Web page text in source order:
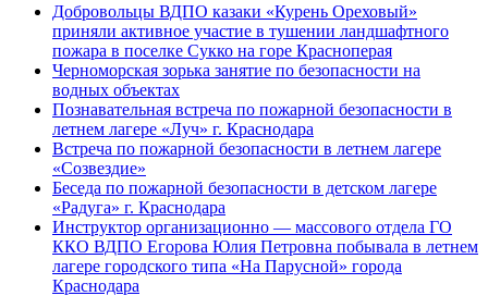
Добровольцы ВДПО казаки «Курень Ореховый»
приняли активное участие в тушении ландшафтного
пожара в поселке Сукко на горе Красноперая
Черноморская зорька занятие по безопасности на
водных объектах
Познавательная встреча по пожарной безопасности в
летнем лагере «Луч» г. Краснодара
Встреча по пожарной безопасности в летнем лагере
«Созвездие»
Беседа по пожарной безопасности в детском лагере
«Радуга» г. Краснодара
Инструктор организационно — массового отдела ГО
ККО ВДПО Егорова Юлия Петровна побывала в летнем
лагере городского типа «На Парусной» города
Краснодара